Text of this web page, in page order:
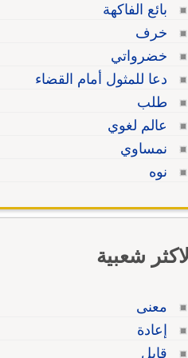
بائع الفاكهة
خرف
خضرواتي
دعا للمثول أمام القضاء
طلب
عالم لغوي
نمساوي
نوه
شعبية
معنى
إعادة
قابل